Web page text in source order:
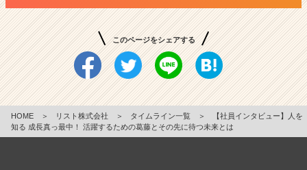
このページをシェアする
HOME ＞ リスト株式会社 ＞ タイムライン一覧 ＞
【社員インタビュー】人を
知る 成長真っ最中！ 活躍するための葛藤とその先に待つ未来とは